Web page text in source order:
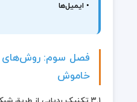
• ایمیل‌ها
فصل سوم: روش‌های
خاموش